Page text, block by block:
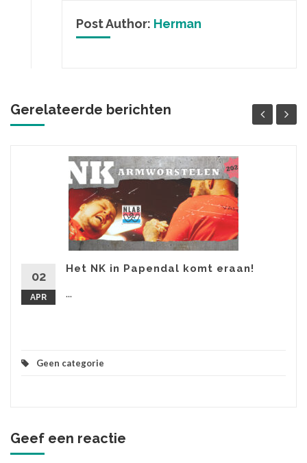
Post Author: Herman
Gerelateerde berichten
02
APR
Het NK in Papendal komt eraan!
...
Geen categorie
Geef een reactie